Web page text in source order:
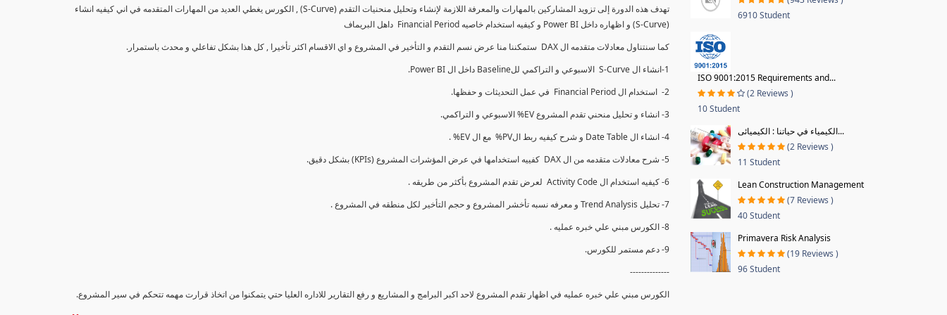
تهدف هذه الدورة إلى تزويد المشاركين بالمهارات والمعرفة اللازمة لإنشاء وتحليل منحنيات التقدم (S-Curve) , الكورس يغطي العديد من المهارات المتقدمه في اني كيفيه انشاء
(S-Curve) و اظهاره داخل Power BI و كيفيه استخدام خاصيه Financial Period داهل البريماف
كما سنتناول معادلات متقدمه ال DAX ستمكننا منا عرض نسم التقدم و التأخير في المشروع و اي الاقسام اكثر تأخيرا , كل هذا بشكل تفاعلي و محدث باستمرار.
1-انشاء ال S-Curve الاسبوعي و التراكمي للBaseline داخل ال Power BI.
2- استخدام ال Financial Period في عمل التحديثات و حفظها.
3- انشاء و تحليل منحني تقدم المشروع EV% الاسبوعي و التراكمي.
4- انشاء ال Date Table و شرح كيفيه ربط الPV% مع ال EV% .
5- شرح معادلات متقدمه من ال DAX كفييه استخدامها في عرض المؤشرات المشروع (KPIs) بشكل دقيق.
6- كيفيه استخدام ال Activity Code لعرض تقدم المشروع بأكثر من طريقه .
7- تحليل Trend Analysis و معرفه نسبه تأخشر المشروع و حجم التأخير لكل منطقه في المشروع .
8- الكورس مبني علي خبره عمليه .
9- دعم مستمر للكورس.
--------------
الكورس مبني علي خبره عمليه في اظهار تقدم المشروع لاحد اكبر البرامج و المشاريع و رفع التقارير للاداره العليا حتي يتمكنوا من اتخاذ قرارت مهمه تتحكم في سير المشروع.
6910 Student
ISO 9001:2015 Requirements and...
(2 Reviews )
10 Student
الكيمياء في حياتنا : الكيميائى...
(2 Reviews )
11 Student
Lean Construction Management
(7 Reviews )
40 Student
Primavera Risk Analysis
(19 Reviews )
96 Student